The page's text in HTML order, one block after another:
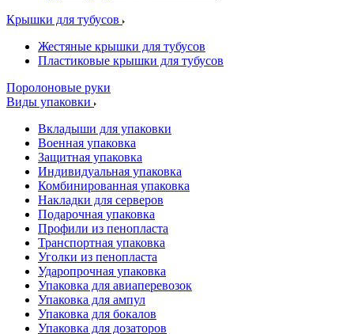
Крышки для тубусов
Жестяные крышки для тубусов
Пластиковые крышки для тубусов
Поролоновые руки
Виды упаковки
Вкладыши для упаковки
Военная упаковка
Защитная упаковка
Индивидуальная упаковка
Комбинированная упаковка
Накладки для серверов
Подарочная упаковка
Профили из пенопласта
Транспортная упаковка
Уголки из пенопласта
Ударопрочная упаковка
Упаковка для авиаперевозок
Упаковка для ампул
Упаковка для бокалов
Упаковка для дозаторов